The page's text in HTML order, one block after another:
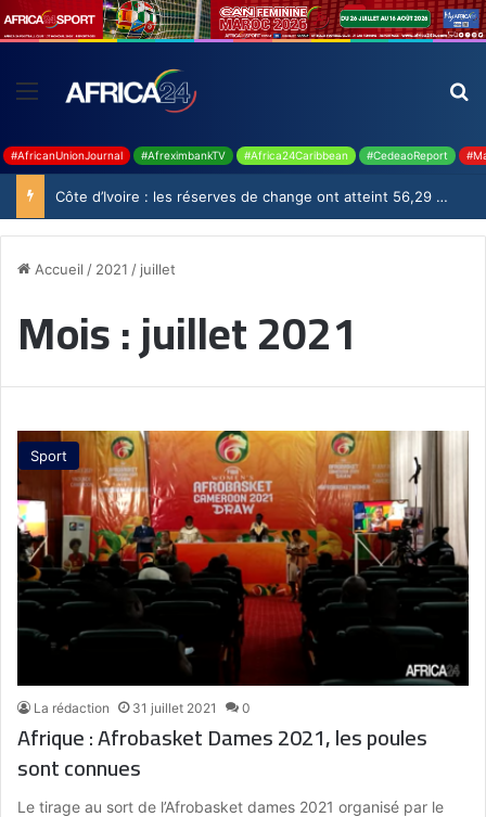
#AfricanUnionJournal #AfreximbankTV #Africa24Caribbean #CedeaoReport
Côte d’Ivoire : les réserves de change ont atteint 56,29 milliards USD en juillet
Accueil / 2021 / juillet
Mois :juillet 2021
Sport
La rédaction 31 juillet 2021 0
Afrique : Afrobasket Dames 2021, les poules
sont connues
Le tirage au sort de l’Afrobasket dames 2021 organisé par le